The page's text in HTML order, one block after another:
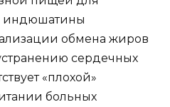
индюшатины
обмена жиров
сердечных
«плохой»
больных